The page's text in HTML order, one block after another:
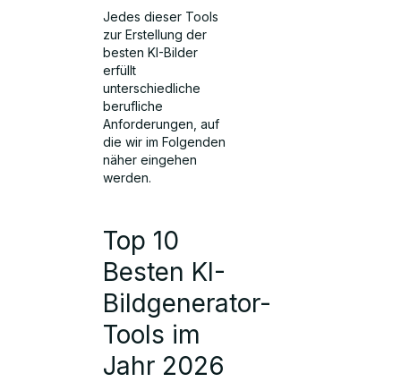
Jedes dieser Tools
zur Erstellung der
besten KI-Bilder
erfüllt
unterschiedliche
berufliche
Anforderungen, auf
die wir im Folgenden
näher eingehen
werden.
Top 10
Besten KI-
Bildgenerator-
Tools im
Jahr 2026